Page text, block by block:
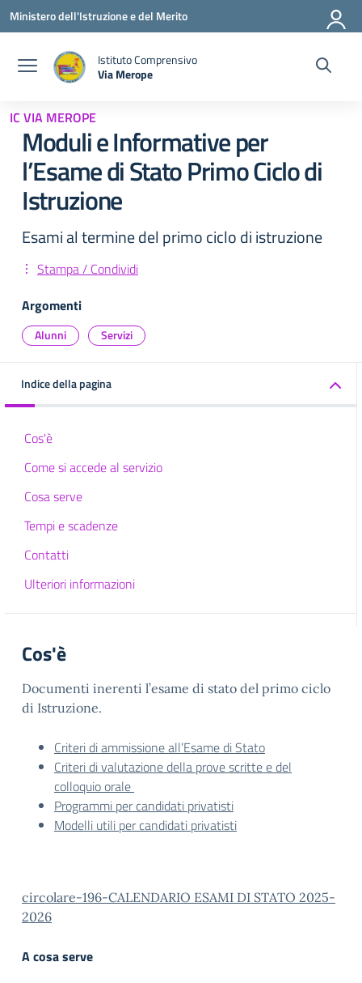
Vai ai contenuti
Vai al menu di navigazione
Vai al footer
Ministero dell'Istruzione e del Merito
Istituto Comprensivo
Via Merope
IC VIA MEROPE
Moduli e Informative per
l’Esame di Stato Primo Ciclo di
Istruzione
Esami al termine del primo ciclo di istruzione
Stampa / Condividi
Argomenti
Alunni Servizi
Indice della pagina
Cos'è
Come si accede al servizio
Cosa serve
Tempi e scadenze
Contatti
Ulteriori informazioni
Cos'è
Documenti inerenti l’esame di stato del primo ciclo
di Istruzione.
Criteri di ammissione all’Esame di Stato
Criteri di valutazione della prove scritte e del
colloquio orale
Programmi per candidati privatisti
Modelli utili per candidati privatisti
circolare-196-CALENDARIO ESAMI DI STATO 2025-
2026
A cosa serve